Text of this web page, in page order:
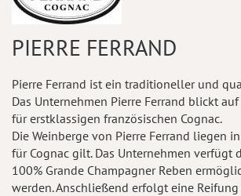
PIERRE FERRAND
Pierre Ferrand ist ein traditioneller und
Das Unternehmen Pierre Ferrand blickt
für erstklassigen französischen Cognac.
Die Weinberge von Pierre Ferrand liegen
für Cognac gilt. Das Unternehmen verfügt
100% Grande Champagner Reben
werden. Anschließend erfolgt eine